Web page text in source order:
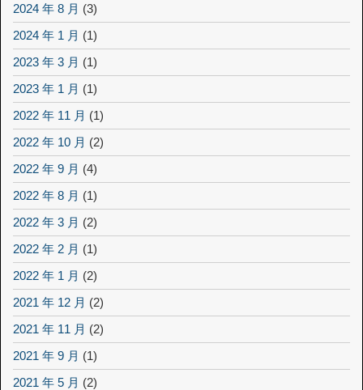
2024 年 8 月 (3)
2024 年 1 月 (1)
2023 年 3 月 (1)
2023 年 1 月 (1)
2022 年 11 月 (1)
2022 年 10 月 (2)
2022 年 9 月 (4)
2022 年 8 月 (1)
2022 年 3 月 (2)
2022 年 2 月 (1)
2022 年 1 月 (2)
2021 年 12 月 (2)
2021 年 11 月 (2)
2021 年 9 月 (1)
2021 年 5 月 (2)